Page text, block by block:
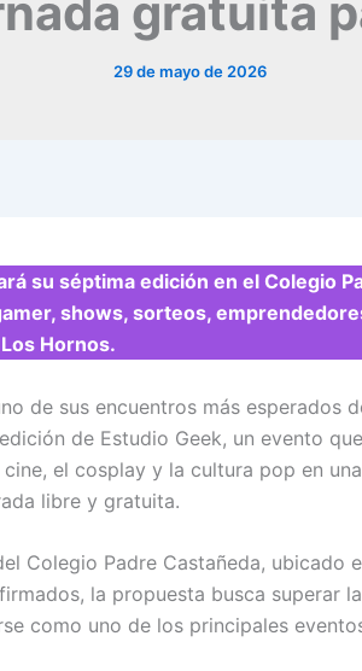
gratuita
29 de mayo de 2026
su séptima edición en el Colegio
shows, sorteos,
Hornos.
de sus encuentros más esperados
de Estudio Geek, un evento
el cosplay y la cultura pop en una
libre y gratuita.
Colegio Padre Castañeda, ubicado
la propuesta busca superar la
como uno de los principales